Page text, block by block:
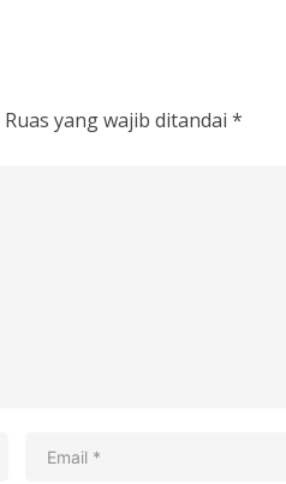
Ruas yang wajib ditandai *